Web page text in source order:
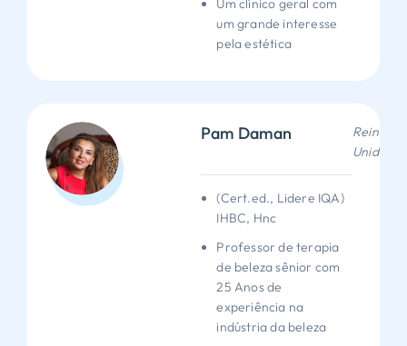
Um clínico geral com
um grande interesse
pela estética
Pam Daman
Reino
Unido
(Cert.ed., Lidere IQA)
IHBC, Hnc
Professor de terapia
de beleza sênior com
25 Anos de
experiência na
indústria da beleza